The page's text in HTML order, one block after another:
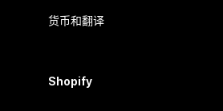
货币和翻译
Shopify